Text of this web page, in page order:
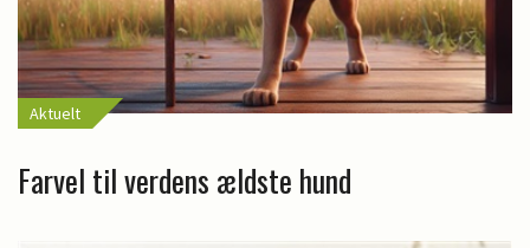
Aktuelt
Farvel til verdens ældste hund